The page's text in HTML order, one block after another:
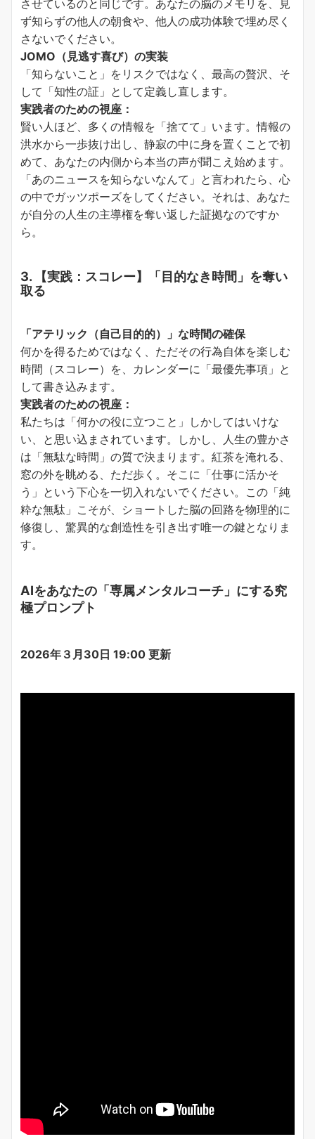
させているのと同じです。あなたの脳のメモリを、見
ず知らずの他人の朝食や、他人の成功体験で埋め尽く
さないでください。
JOMO（見逃す喜び）の実装
「知らないこと」をリスクではなく、最高の贅沢、そ
して「知性の証」として定義し直します。
実践者のための視座：
賢い人ほど、多くの情報を「捨てて」います。情報の
洪水から一歩抜け出し、静寂の中に身を置くことで初
めて、あなたの内側から本当の声が聞こえ始めます。
「あのニュースを知らないなんて」と言われたら、心
の中でガッツポーズをしてください。それは、あなた
が自分の人生の主導権を奪い返した証拠なのですか
ら。
3. 【実践：スコレー】「目的なき時間」を奪い
取る
「アテリック（自己目的的）」な時間の確保
何かを得るためではなく、ただその行為自体を楽しむ
時間（スコレー）を、カレンダーに「最優先事項」と
して書き込みます。
実践者のための視座：
私たちは「何かの役に立つこと」しかしてはいけな
い、と思い込まされています。しかし、人生の豊かさ
は「無駄な時間」の質で決まります。紅茶を淹れる、
窓の外を眺める、ただ歩く。そこに「仕事に活かそ
う」という下心を一切入れないでください。この「純
粋な無駄」こそが、ショートした脳の回路を物理的に
修復し、驚異的な創造性を引き出す唯一の鍵となりま
す。
AIをあなたの「専属メンタルコーチ」にする究
極プロンプト
2026年３月30日 19:00 更新